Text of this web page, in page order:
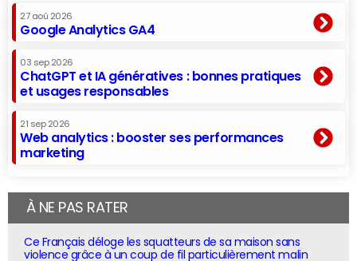
27 aoû 2026
Google Analytics GA4
03 sep 2026
ChatGPT et IA génératives : bonnes pratiques
et usages responsables
21 sep 2026
Web analytics : booster ses performances
marketing
À NE PAS RATER
Ce Français déloge les squatteurs de sa maison sans
violence grâce à un coup de fil particulièrement malin